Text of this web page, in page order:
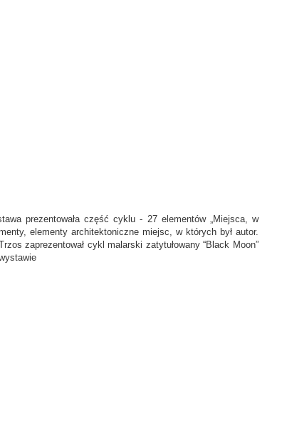
prezentowała część cyklu - 27 elementów „Miejsca, w
elementy architektoniczne miejsc, w których był autor.
zaprezentował cykl malarski zatytułowany “Black Moon”